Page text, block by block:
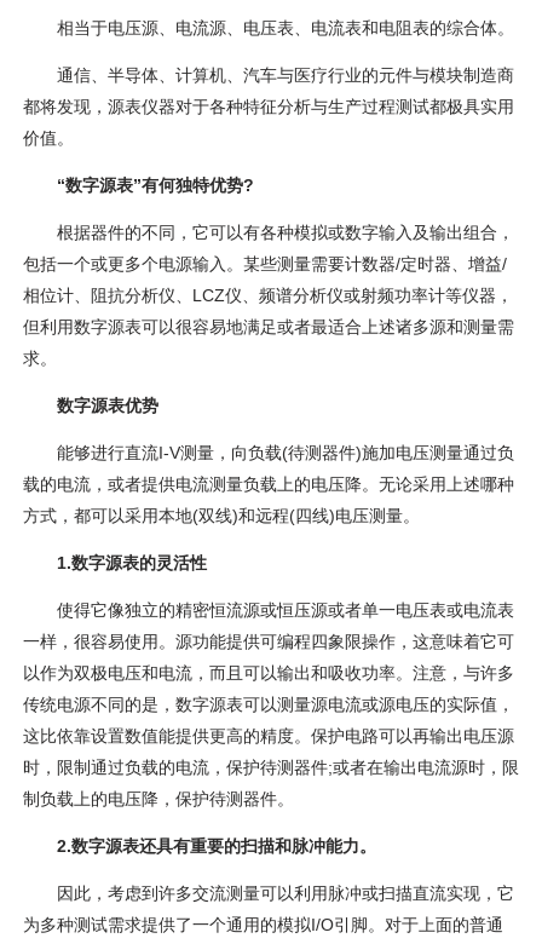
相当于电压源、电流源、电压表、电流表和电阻表的综合体。
通信、半导体、计算机、汽车与医疗行业的元件与模块制造商
都将发现，源表仪器对于各种特征分析与生产过程测试都极具实用
价值。
“数字源表”有何独特优势?
根据器件的不同，它可以有各种模拟或数字输入及输出组合，
包括一个或更多个电源输入。某些测量需要计数器/定时器、增益/
相位计、阻抗分析仪、LCZ仪、频谱分析仪或射频功率计等仪器，
但利用数字源表可以很容易地满足或者最适合上述诸多源和测量需
求。
数字源表优势
能够进行直流I-V测量，向负载(待测器件)施加电压测量通过负
载的电流，或者提供电流测量负载上的电压降。无论采用上述哪种
方式，都可以采用本地(双线)和远程(四线)电压测量。
1.数字源表的灵活性
使得它像独立的精密恒流源或恒压源或者单一电压表或电流表
一样，很容易使用。源功能提供可编程四象限操作，这意味着它可
以作为双极电压和电流，而且可以输出和吸收功率。注意，与许多
传统电源不同的是，数字源表可以测量源电流或源电压的实际值，
这比依靠设置数值能提供更高的精度。保护电路可以再输出电压源
时，限制通过负载的电流，保护待测器件;或者在输出电流源时，限
制负载上的电压降，保护待测器件。
2.数字源表还具有重要的扫描和脉冲能力。
因此，考虑到许多交流测量可以利用脉冲或扫描直流实现，它
为多种测试需求提供了一个通用的模拟I/O引脚。对于上面的普通